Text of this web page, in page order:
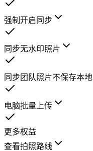
强制开启同步
同步无水印照片
同步团队照片不保存本地
电脑批量上传
更多权益
查看拍照路线